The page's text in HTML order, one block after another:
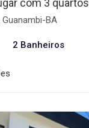
com 3 quartos
BA
2 Banheiros